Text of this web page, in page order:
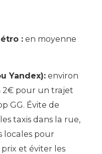
: en moyenne
Yandex): environ
2€ pour un trajet
GG. Évite de
taxis dans la rue,
locales pour
prix et éviter les